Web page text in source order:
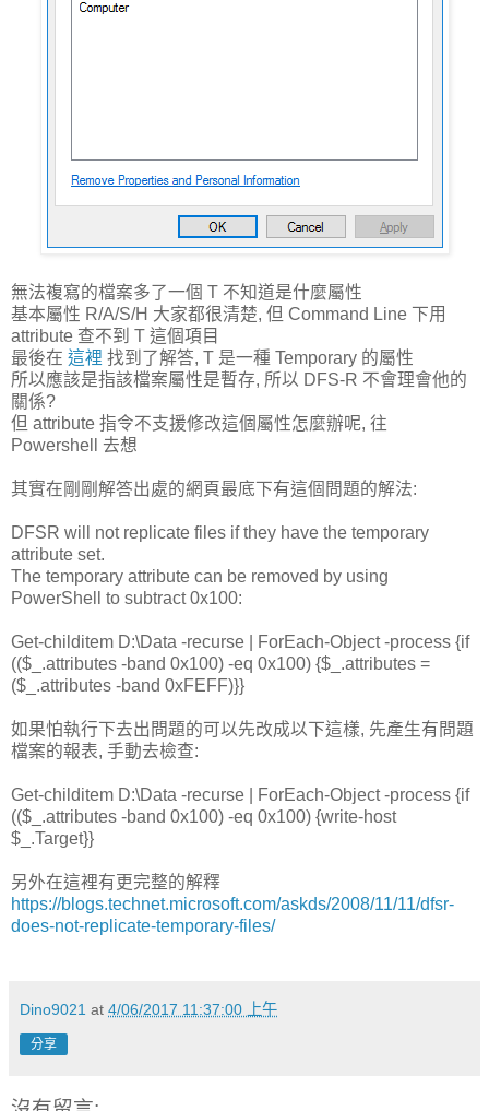
無法複寫的檔案多了一個 T 不知道是什麼屬性
基本屬性 R/A/S/H 大家都很清楚, 但 Command Line 下用
attribute 查不到 T 這個項目
最後在 這裡 找到了解答, T 是一種 Temporary 的屬性
所以應該是指該檔案屬性是暫存, 所以 DFS-R 不會理會他的
關係?
但 attribute 指令不支援修改這個屬性怎麼辦呢, 往
Powershell 去想
其實在剛剛解答出處的網頁最底下有這個問題的解法:
DFSR will not replicate files if they have the temporary
attribute set.
The temporary attribute can be removed by using
PowerShell to subtract 0x100:
Get-childitem D:\Data -recurse | ForEach-Object -process {if
(($_.attributes -band 0x100) -eq 0x100) {$_.attributes =
($_.attributes -band 0xFEFF)}}
如果怕執行下去出問題的可以先改成以下這樣, 先產生有問題
檔案的報表, 手動去檢查:
Get-childitem D:\Data -recurse | ForEach-Object -process {if
(($_.attributes -band 0x100) -eq 0x100) {write-host
$_.Target}}
另外在這裡有更完整的解釋
https://blogs.technet.microsoft.com/askds/2008/11/11/dfsr-
does-not-replicate-temporary-files/
Dino9021 at 4/06/2017 11:37:00 上午
分享